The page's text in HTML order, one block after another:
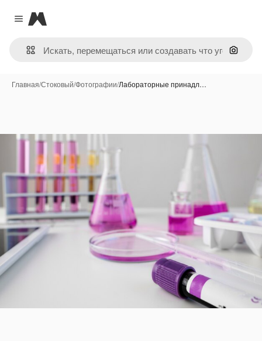
Close menu
Magnific
Поиск
Главная/Стоковый/Фотографии/Лабораторные принадл…